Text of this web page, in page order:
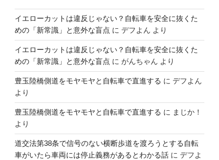
イエローカットは違反じゃない？自転車を安全に抜くた
めの「新常識」と意外な盲点 に デフよん より
イエローカットは違反じゃない？自転車を安全に抜くた
めの「新常識」と意外な盲点 に がんちゃん より
豊玉陸橋側道をモヤモヤと自転車で直進する に デフよん
より
豊玉陸橋側道をモヤモヤと自転車で直進する に まじか！
より
道交法第38条で信号のない横断歩道を渡ろうとする自転
車がいたら車両には停止義務があるとわかる話 に デフよ